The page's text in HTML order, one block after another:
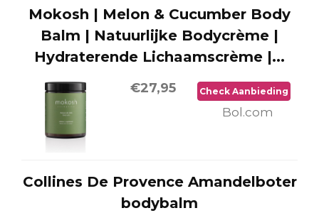
Mokosh | Melon & Cucumber Body
Balm | Natuurlijke Bodycrème |
Hydraterende Lichaamscrème |...
€27,95 Check Aanbieding
Bol.com
Collines De Provence Amandelboter
bodybalm